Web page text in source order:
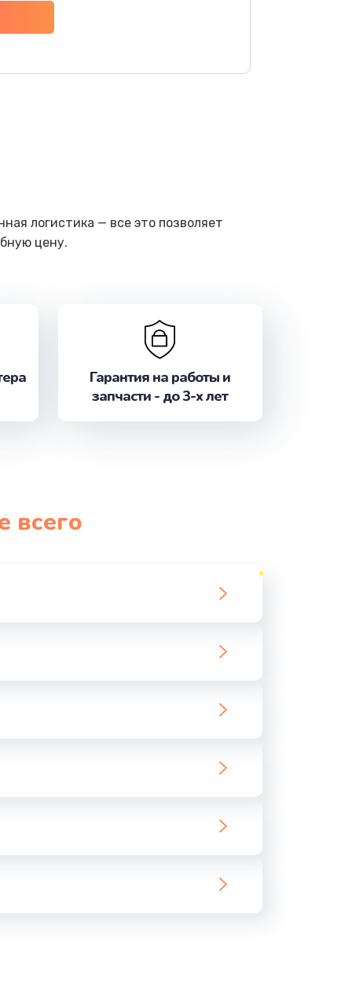
логистика — все это позволяет
цену.
Гарантия на работы и
запчасти - до 3-х лет
всего